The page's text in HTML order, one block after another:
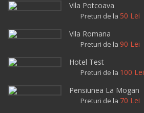
Vila Potcoava
Preturi de la 50 Lei
Vila Romana
Preturi de la 90 Lei
Hotel Test
Preturi de la 100 Lei
Pensiunea La Mogan
Preturi de la 70 Lei